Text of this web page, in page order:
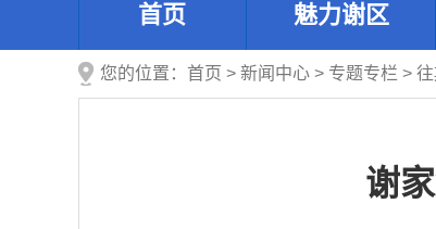
首页 魅力谢区
您的位置： 首页 > 新闻中心 > 专题专栏 >
谢